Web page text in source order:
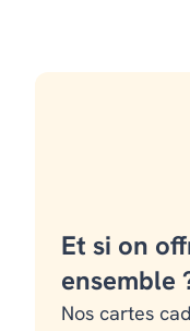
Et si on
ensemble
Nos cartes